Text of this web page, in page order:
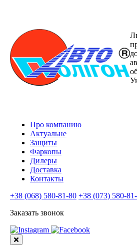
Про компанию
Актуальне
Защиты
Фаркопы
Дилеры
Доставка
Контакты
+38 (068) 580-81-80 +38 (073) 580-
Заказать звонок